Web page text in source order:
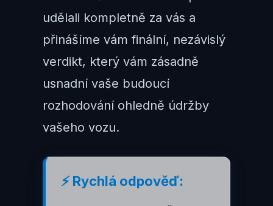
udělali kompletně za vás a
přinášíme vám finální, nezávislý
verdikt, který vám zásadně
usnadní vaše budoucí
rozhodování ohledně údržby
vašeho vozu.
⚡ Rychlá odpověď: